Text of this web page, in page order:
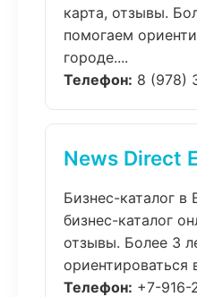
карта, отзывы.
помогаем
городе....
Телефон: 8 (978)
News Direct
Бизнес-каталог в
бизнес-каталог
отзывы. Более 3
ориентироваться
Телефон: +7-916-